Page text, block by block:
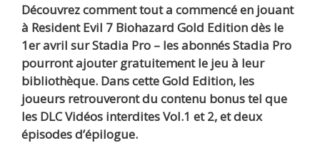
Découvrez comment tout a commencé en jouant
à Resident Evil 7 Biohazard Gold Edition dès le
1er avril sur Stadia Pro – les abonnés Stadia Pro
pourront ajouter gratuitement le jeu à leur
bibliothèque. Dans cette Gold Edition, les
joueurs retrouveront du contenu bonus tel que
les DLC Vidéos interdites Vol.1 et 2, et deux
épisodes d’épilogue.